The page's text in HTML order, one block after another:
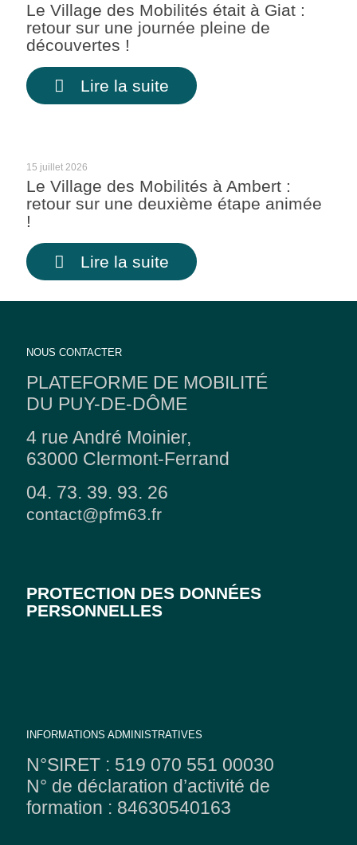
Le Village des Mobilités était à Giat :
retour sur une journée pleine de
découvertes !
Lire la suite
15 juillet 2026
Le Village des Mobilités à Ambert :
retour sur une deuxième étape animée
!
Lire la suite
NOUS CONTACTER
PLATEFORME DE MOBILITÉ
DU PUY-DE-DÔME
4 rue André Moinier,
63000 Clermont-Ferrand
04. 73. 39. 93. 26
contact@pfm63.fr
PROTECTION DES DONNÉES
PERSONNELLES
INFORMATIONS ADMINISTRATIVES
N°SIRET : 519 070 551 00030
N° de déclaration d’activité de
formation : 84630540163